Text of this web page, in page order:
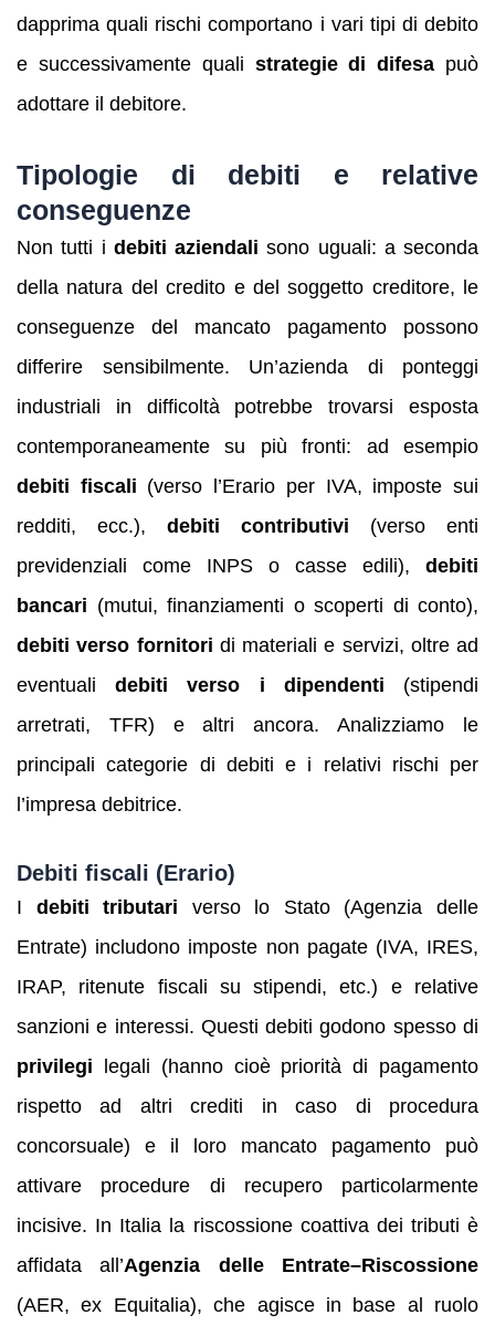
dapprima quali rischi comportano i vari tipi di debito
e successivamente quali strategie di difesa può
adottare il debitore.
Tipologie di debiti e relative
conseguenze
Non tutti i debiti aziendali sono uguali: a seconda
della natura del credito e del soggetto creditore, le
conseguenze del mancato pagamento possono
differire sensibilmente. Un’azienda di ponteggi
industriali in difficoltà potrebbe trovarsi esposta
contemporaneamente su più fronti: ad esempio
debiti fiscali (verso l’Erario per IVA, imposte sui
redditi, ecc.), debiti contributivi (verso enti
previdenziali come INPS o casse edili), debiti
bancari (mutui, finanziamenti o scoperti di conto),
debiti verso fornitori di materiali e servizi, oltre ad
eventualidebiti verso i dipendenti (stipendi
arretrati, TFR) e altri ancora. Analizziamo le
principali categorie di debiti e i relativi rischi per
l’impresa debitrice.
Debiti fiscali (Erario)
I debiti tributari verso lo Stato (Agenzia delle
Entrate) includono imposte non pagate (IVA, IRES,
IRAP, ritenute fiscali su stipendi, etc.) e relative
sanzioni e interessi. Questi debiti godono spesso di
privilegi legali (hanno cioè priorità di pagamento
rispetto ad altri crediti in caso di procedura
concorsuale) e il loro mancato pagamento può
attivare procedure di recupero particolarmente
incisive. In Italia la riscossione coattiva dei tributi è
affidata all’Agenzia delle Entrate–Riscossione
(AER, ex Equitalia), che agisce in base al ruolo